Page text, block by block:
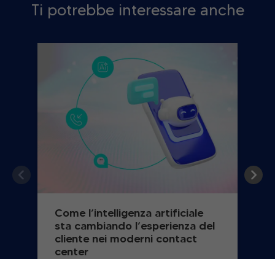
Ti potrebbe interessare anche
Come l’intelligenza artificiale
sta cambiando l’esperienza del
cliente nei moderni contact
center